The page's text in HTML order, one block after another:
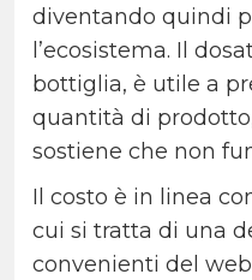
diventando quindi
l’ecosistema. Il
bottiglia, è utile a
quantità di
sostiene che non
Il costo è in linea
cui si tratta di una
convenienti del